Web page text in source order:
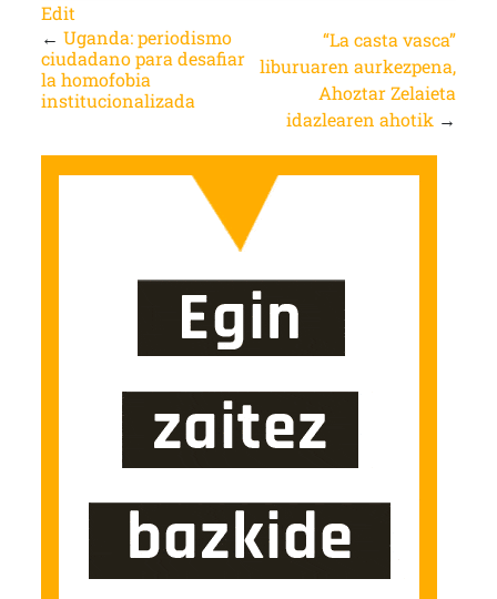
Edit
← Uganda: periodismo
ciudadano para desafiar
la homofobia
institucionalizada
“La casta vasca”
liburuaren aurkezpena,
Ahoztar Zelaieta
idazlearen ahotik →